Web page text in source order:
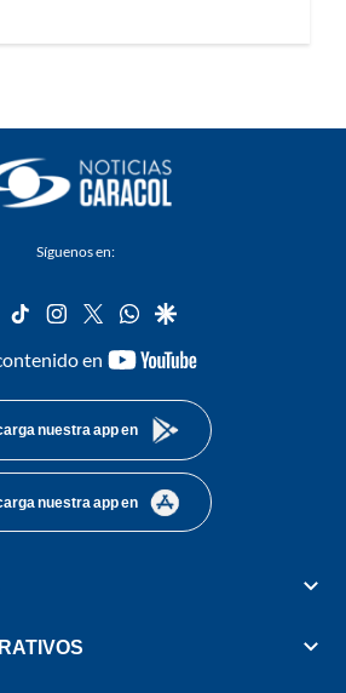
Síguenos en:
facebook
tiktok instagram
twitterwhatsapp
google
en
youtube-
nuestra app en
nuestra app en